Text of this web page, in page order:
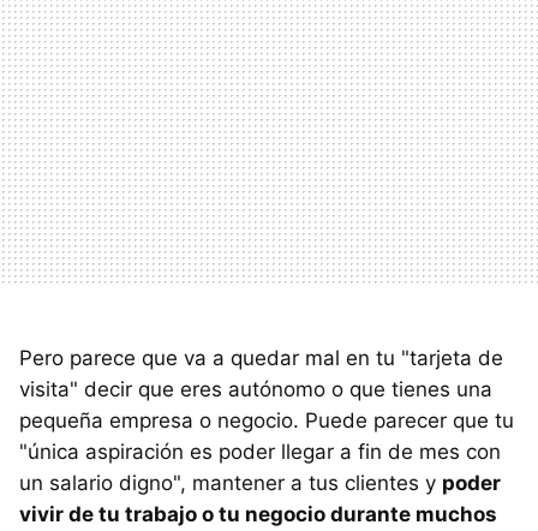
Pero parece que va a quedar mal en tu "tarjeta de
visita" decir que eres autónomo o que tienes una
pequeña empresa o negocio. Puede parecer que tu
"única aspiración es poder llegar a fin de mes con
un salario digno", mantener a tus clientes y poder
vivir de tu trabajo o tu negocio durante muchos